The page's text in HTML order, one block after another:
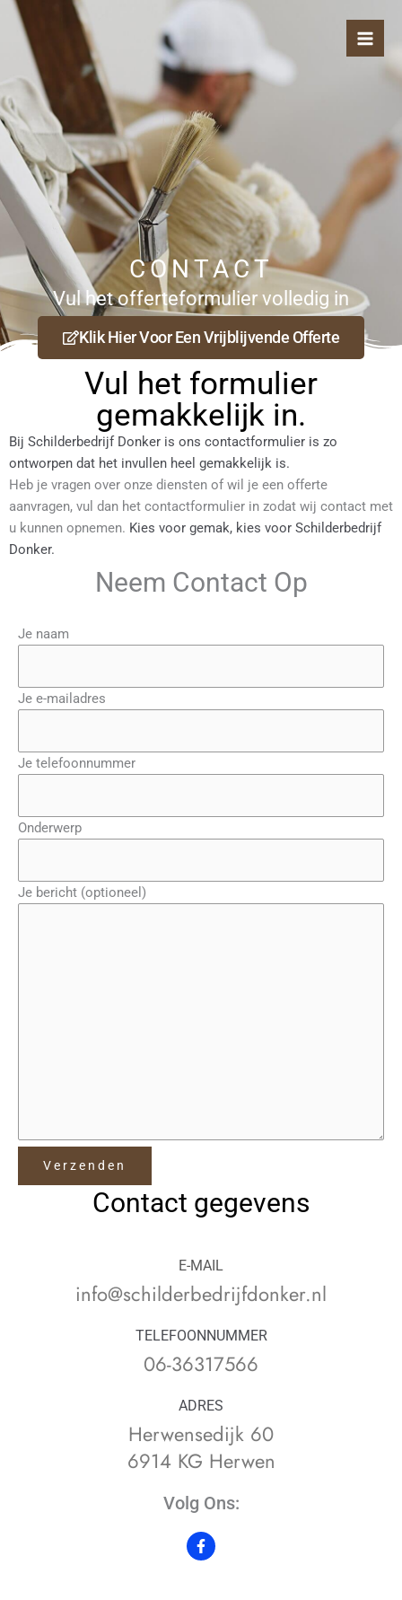
Ga
naar
inhoud
CONTACT
Vul het offerteformulier volledig in
Klik Hier Voor Een Vrijblijvende Offerte
Vul het formulier
gemakkelijk in.
Bij Schilderbedrijf Donker is ons contactformulier is zo
ontworpen dat het invullen heel gemakkelijk is.
Heb je vragen over onze diensten of wil je een offerte
aanvragen, vul dan het contactformulier in zodat wij contact met
u kunnen opnemen. Kies voor gemak, kies voor Schilderbedrijf
Donker.
Neem Contact Op
Je naam
Je e-mailadres
Je telefoonnummer
Onderwerp
Je bericht (optioneel)
Gelieve dit veld leeg te laten.
Contact gegevens
E-MAIL
info@schilderbedrijfdonker.nl
TELEFOONNUMMER
06-36317566
ADRES
Herwensedijk 60
6914 KG Herwen
Volg Ons:
F
a
c